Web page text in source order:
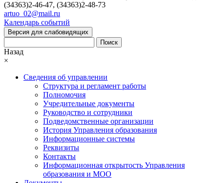
(34363)2-46-47, (34363)2-48-73
artuo_02@mail.ru
Календарь событий
Версия для слабовидящих
Поиск
Назад
×
Сведения об управлении
Структура и регламент работы
Полномочия
Учредительные документы
Руководство и сотрудники
Подведомственные организации
История Управления образования
Информационные системы
Реквизиты
Контакты
Информационная открытость Управления
образования и МОО